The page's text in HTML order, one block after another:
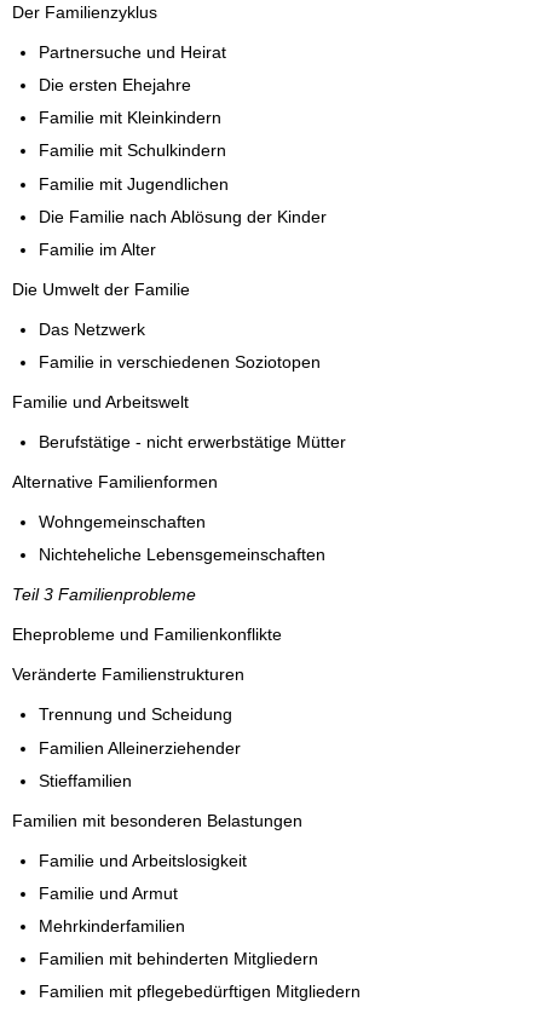
Der Familienzyklus
Partnersuche und Heirat
Die ersten Ehejahre
Familie mit Kleinkindern
Familie mit Schulkindern
Familie mit Jugendlichen
Die Familie nach Ablösung der Kinder
Familie im Alter
Die Umwelt der Familie
Das Netzwerk
Familie in verschiedenen Soziotopen
Familie und Arbeitswelt
Berufstätige - nicht erwerbstätige Mütter
Alternative Familienformen
Wohngemeinschaften
Nichteheliche Lebensgemeinschaften
Teil 3 Familienprobleme
Eheprobleme und Familienkonflikte
Veränderte Familienstrukturen
Trennung und Scheidung
Familien Alleinerziehender
Stieffamilien
Familien mit besonderen Belastungen
Familie und Arbeitslosigkeit
Familie und Armut
Mehrkinderfamilien
Familien mit behinderten Mitgliedern
Familien mit pflegebedürftigen Mitgliedern